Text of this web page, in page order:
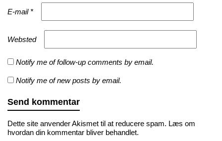
E-mail *
Websted
Notify me of follow-up comments by email.
Notify me of new posts by email.
Dette site anvender Akismet til at reducere spam. Læs om
hvordan din kommentar bliver behandlet.